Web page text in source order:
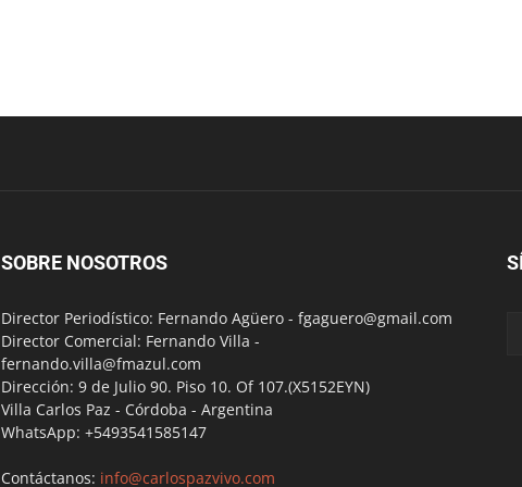
SOBRE NOSOTROS
Director Periodístico: Fernando Agüero - fgaguero@gmail.com
Director Comercial: Fernando Villa -
fernando.villa@fmazul.com
Dirección: 9 de Julio 90. Piso 10. Of 107.(X5152EYN)
Villa Carlos Paz - Córdoba - Argentina
WhatsApp: +5493541585147
Contáctanos: info@carlospazvivo.com